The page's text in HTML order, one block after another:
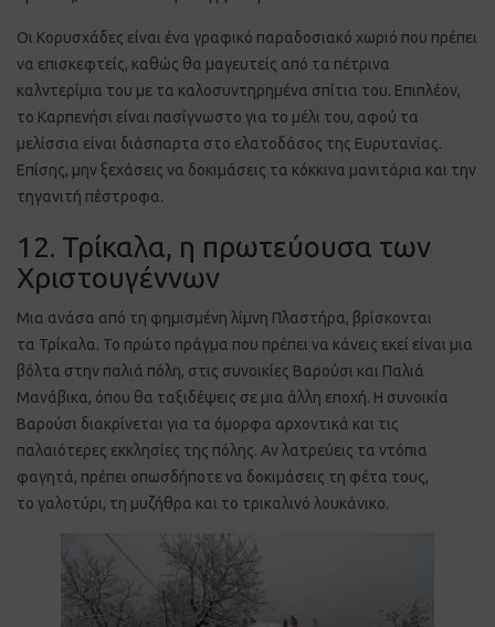
Οι Κορυσχάδες είναι ένα γραφικό παραδοσιακό χωριό που πρέπει
να επισκεφτείς, καθώς θα μαγευτείς από τα πέτρινα
καλντερίμια του με τα καλοσυντηρημένα σπίτια του. Επιπλέον,
το Καρπενήσι είναι πασίγνωστο για το μέλι του, αφού τα
μελίσσια είναι διάσπαρτα στο ελατοδάσος της Ευρυτανίας.
Επίσης, μην ξεχάσεις να δοκιμάσεις τα κόκκινα μανιτάρια και την
τηγανιτή πέστροφα.
12. Τρίκαλα, η πρωτεύουσα των
Χριστουγέννων
Μια ανάσα από τη φημισμένη λίμνη Πλαστήρα, βρίσκονται
τα Τρίκαλα. Το πρώτο πράγμα που πρέπει να κάνεις εκεί είναι μια
βόλτα στην παλιά πόλη, στις συνοικίες Βαρούσι και Παλιά
Μανάβικα, όπου θα ταξιδέψεις σε μια άλλη εποχή. Η συνοικία
Βαρούσι διακρίνεται για τα όμορφα αρχοντικά και τις
παλαιότερες εκκλησίες της πόλης. Αν λατρεύεις τα ντόπια
φαγητά, πρέπει οπωσδήποτε να δοκιμάσεις τη φέτα τους,
το γαλοτύρι, τη μυζήθρα και το τρικαλινό λουκάνικο.